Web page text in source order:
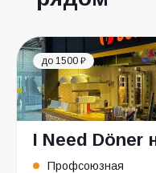
до 1500 ₽
I Need Döner
Профсоюзная